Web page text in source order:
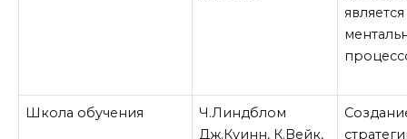
является
Школа обучения
Ч.Линдблом
Дж.Куинн, К.Вейк,